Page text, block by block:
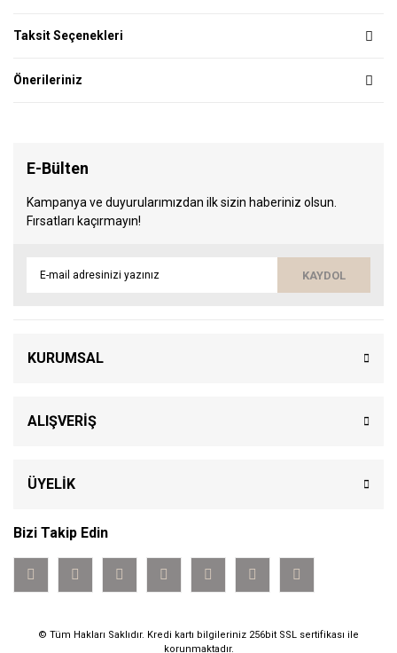
Taksit Seçenekleri
Önerileriniz
E-Bülten
Kampanya ve duyurularımızdan ilk sizin haberiniz olsun.
Fırsatları kaçırmayın!
KAYDOL
KURUMSAL
ALIŞVERİŞ
ÜYELİK
Bizi Takip Edin
© Tüm Hakları Saklıdır. Kredi kartı bilgileriniz 256bit SSL sertifikası ile
korunmaktadır.